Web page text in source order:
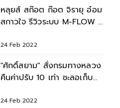
หลุยส์ สก๊อต ก๊อต จิรายุ อ๋อม
สกาวใจ รีวิวระบบ M-FLOW ที่
24 Feb 2022
"ศักดิ์สยาม" สั่งกรมทางหลวง
คืนค่าปรับ 10 เท่า ชะลอเก็บ
24 Feb 2022